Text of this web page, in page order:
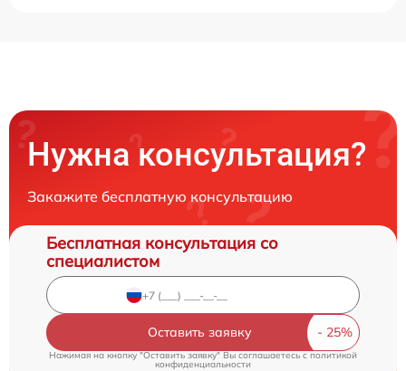
Нужна консультация?
Закажите бесплатную консультацию
Бесплатная консультация со
специалистом
Оставить заявку
Нажимая на кнопку "Оставить заявку" Вы соглашаетесь cполитикой
конфиденциальности